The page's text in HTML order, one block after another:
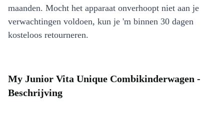
maanden. Mocht het apparaat onverhoopt niet aan je
verwachtingen voldoen, kun je 'm binnen 30 dagen
kosteloos retourneren.
My Junior Vita Unique Combikinderwagen -
Beschrijving